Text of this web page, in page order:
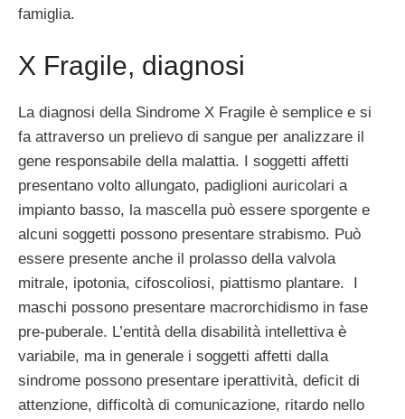
famiglia.
X Fragile, diagnosi
La diagnosi della Sindrome X Fragile è semplice e si
fa attraverso un prelievo di sangue per analizzare il
gene responsabile della malattia. I soggetti affetti
presentano volto allungato, padiglioni auricolari a
impianto basso, la mascella può essere sporgente e
alcuni soggetti possono presentare strabismo. Può
essere presente anche il prolasso della valvola
mitrale, ipotonia, cifoscoliosi, piattismo plantare. I
maschi possono presentare macrorchidismo in fase
pre-puberale. L’entità della disabilità intellettiva è
variabile, ma in generale i soggetti affetti dalla
sindrome possono presentare iperattività, deficit di
attenzione, difficoltà di comunicazione, ritardo nello